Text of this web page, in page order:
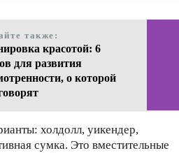
также:
красотой: 6
для развития
о которой
холдолл, уикендер,
сумка. Это вместительные